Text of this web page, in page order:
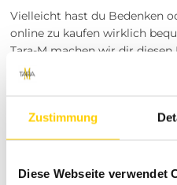
Zustimmung
Diese Webseite verwendet
Vielleicht hast du Bedenken
online zu kaufen wirklich
Tara-M machen wir dir
einfach wie möglich. Bei
Kosten noch komplizierte
Günstiger und
dein neues Outfit für
deine Haustür.